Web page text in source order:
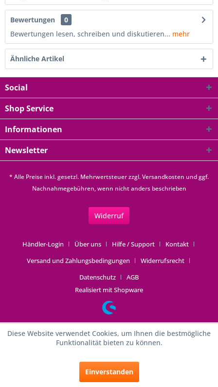
Bewertungen
0
Bewertungen lesen, schreiben und diskutieren... mehr
Ähnliche Artikel
Social
Shop Service
Informationen
Newsletter
* Alle Preise inkl. gesetzl. Mehrwertsteuer zzgl.Versandkosten und ggf.
Nachnahmegebühren, wenn nicht anders beschrieben
Widerruf
Händler-Login Über uns Hilfe / Support
Kontakt
Versand und Zahlungsbedingungen
Widerrufsrecht
Datenschutz
AGB
Realisiert mit Shopware
Diese Website verwendet Cookies, um Ihnen die bestmögliche
Funktionalität bieten zu können.
Einverstanden